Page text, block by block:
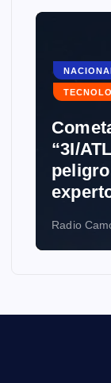
“3I/
Radio